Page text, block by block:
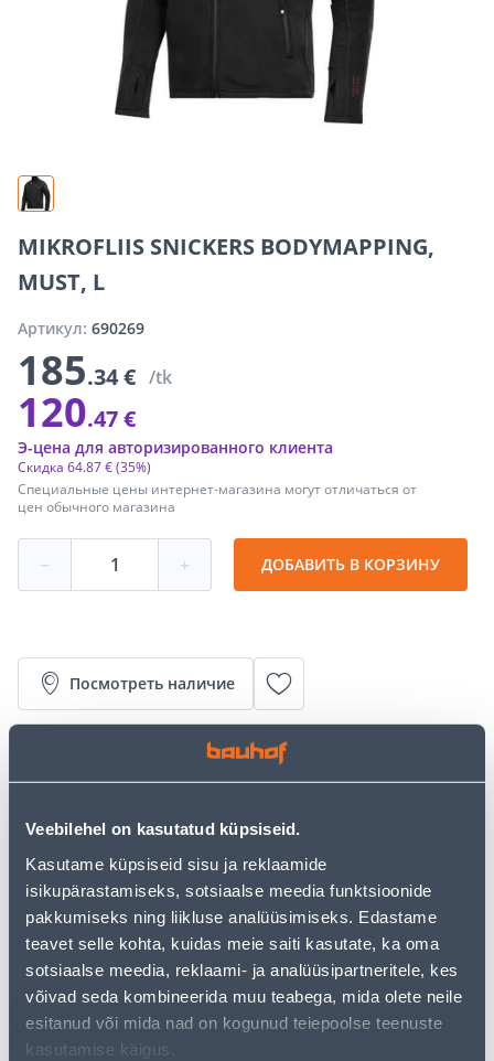
Veebilehel on kasutatud küpsiseid.
Kasutame küpsiseid sisu ja reklaamide
isikupärastamiseks, sotsiaalse meedia funktsioonide
pakkumiseks ning liikluse analüüsimiseks. Edastame
teavet selle kohta, kuidas meie saiti kasutate, ka oma
sotsiaalse meedia, reklaami- ja analüüsipartneritele, kes
võivad seda kombineerida muu teabega, mida olete neile
esitanud või mida nad on kogunud teiepoolse teenuste
kasutamise käigus.
MIKROFLIIS SNICKERS BODYMAPPING,
MUST, L
Артикул: 690269
185.34 € /tk
120.47 €
Специальные цены интернет-магазина могут отличаться от
цен обычного магазина
Скидка 64.87 €(35%)
Э-цена для авторизированного клиента
− + ДОБАВИТЬ В КОРЗИНУ
Посмотреть наличие
• Tõmblukuga, kõrgfunktsionaalsest kangast ja uudsest
• Suurus L.
Калькулятор рассрочки
Депозит Платежи